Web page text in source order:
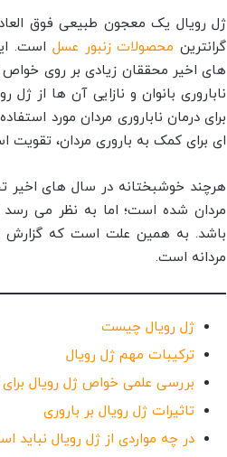
ژل رویال یک معجون طبیعی فوق
گرانترین محصولات زنبور عسل است.
های اخیر محققان زیادی بر روی خواص
ناباروری بانوان و نازایی آن ها از
برای درمان ناباروری مردان مورد
ای برای کمک به باروری مردان،
هرچند خوشبختانه در سال های اخیر
مردان شده است؛ اما به نظر می رسد
باشد. به همین علت است که گزارش
مردانه است.
ژل رویال چیست
ترکیبات مهم ژل رویال
بررسی علمی خواص ژل رویال برای
تاثیرات ژل رویال بر باروری
در چه مواردی از ژل رویال نباید